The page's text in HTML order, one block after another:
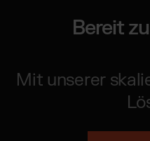
Bereit
Mit unserer